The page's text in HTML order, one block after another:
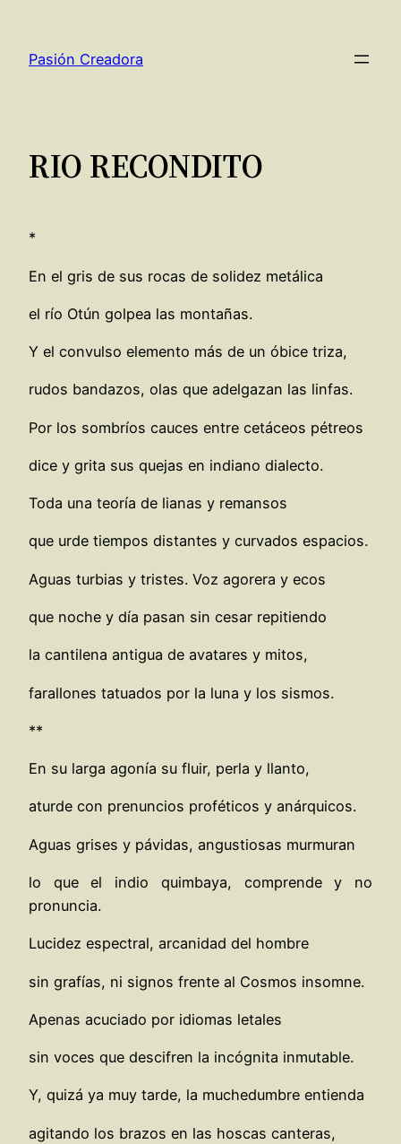
contenido
Pasión Creadora
RIO RECONDITO
*
En el gris de sus rocas de solidez metálica
el río Otún golpea las montañas.
Y el convulso elemento más de un óbice triza,
rudos bandazos, olas que adelgazan las linfas.
Por los sombríos cauces entre cetáceos pétreos
dice y grita sus quejas en indiano dialecto.
Toda una teoría de lianas y remansos
que urde tiempos distantes y curvados espacios.
Aguas turbias y tristes. Voz agorera y ecos
que noche y día pasan sin cesar repitiendo
la cantilena antigua de avatares y mitos,
farallones tatuados por la luna y los sismos.
**
En su larga agonía su fluir, perla y llanto,
aturde con prenuncios proféticos y anárquicos.
Aguas grises y pávidas, angustiosas murmuran
lo que el indio quimbaya, comprende y no
pronuncia.
Lucidez espectral, arcanidad del hombre
sin grafías, ni signos frente al Cosmos insomne.
Apenas acuciado por idiomas letales
sin voces que descifren la incógnita inmutable.
Y, quizá ya muy tarde, la muchedumbre entienda
agitando los brazos en las hoscas canteras,